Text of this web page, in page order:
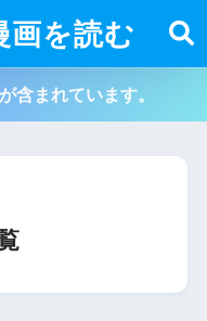
画を読む
含まれています。